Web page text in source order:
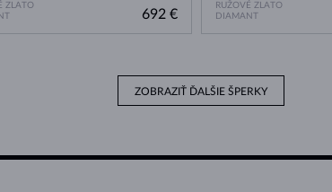
ZLATO
692 €
RUŽOVÉ ZLATO
DIAMANT
ZOBRAZIŤ ĎALŠIE ŠPERKY